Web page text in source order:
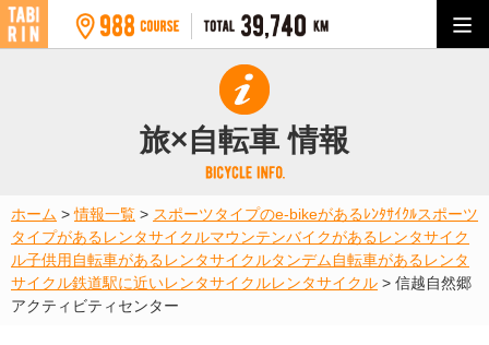
旅×自転車 情報
ホーム >情報一覧 > スポーツタイプのe-bikeがあるﾚﾝﾀｻｲｸﾙスポーツ
タイプがあるレンタサイクルマウンテンバイクがあるレンタサイク
ル子供用自転車があるレンタサイクルタンデム自転車があるレンタ
サイクル鉄道駅に近いレンタサイクルレンタサイクル > 信越自然郷
アクティビティセンター